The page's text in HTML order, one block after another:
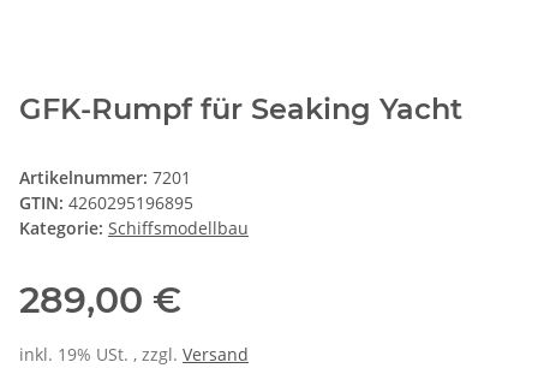
GFK-Rumpf für Seaking Yacht
Artikelnummer: 7201
GTIN: 4260295196895
Kategorie: Schiffsmodellbau
289,00 €
inkl. 19% USt. , zzgl. Versand